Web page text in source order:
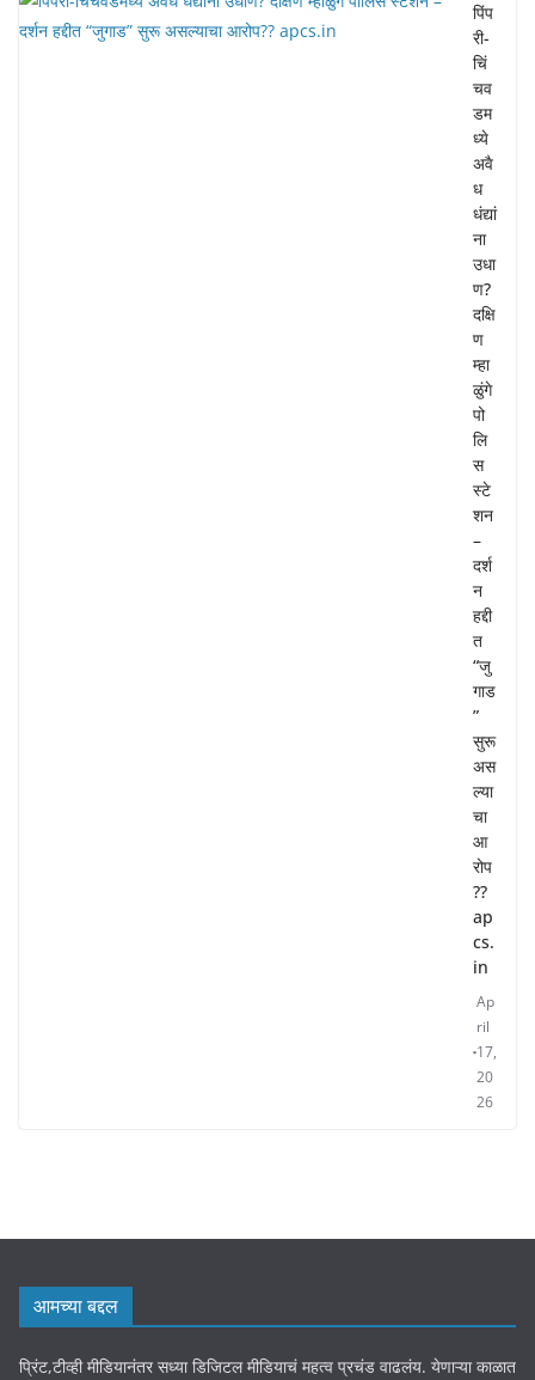
पिंप
री-
चिं
चव
डम
ध्ये
अवै
ध
धंद्यां
ना
उधा
ण?
दक्षि
ण
म्हा
ळुंगे
पो
लि
स
स्टे
शन
–
दर्श
न
हद्दी
त
“जु
गाड
”
सुरू
अस
ल्या
चा
आ
रोप
??
ap
cs.
in
Ap
ril
17,
20
26
आमच्या बद्दल
प्रिंट,टीव्ही मीडियानंतर सध्या डिजिटल मीडियाचं महत्व प्रचंड वाढलंय. येणाऱ्या काळात